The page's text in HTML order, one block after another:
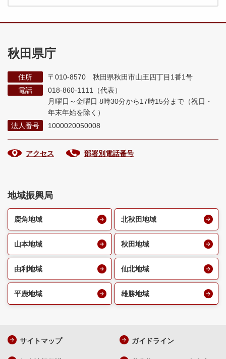
秋田県庁
住所
〒010-8570 秋田県秋田市山王四丁目1番1号
電話
018-860-1111（代表）
月曜日～金曜日 8時30分から17時15分まで （祝日・
年末年始を除く）
法人番号
1000020050008
アクセス 部署別電話番号
地域振興局
鹿角地域 北秋田地域
山本地域 秋田地域
由利地域 仙北地域
平鹿地域 雄勝地域
サイトマップ ガイドライン